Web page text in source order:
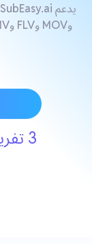
3 تفريغات تلقائية مجانية يوميًا